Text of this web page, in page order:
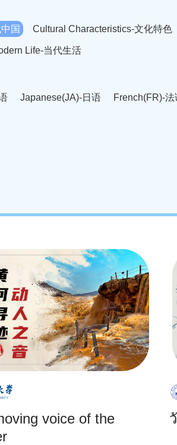
国 Cultural Characteristics-文化特色
Life-当代生活
Japanese(JA)-日语 French(FR)-法
voice of the